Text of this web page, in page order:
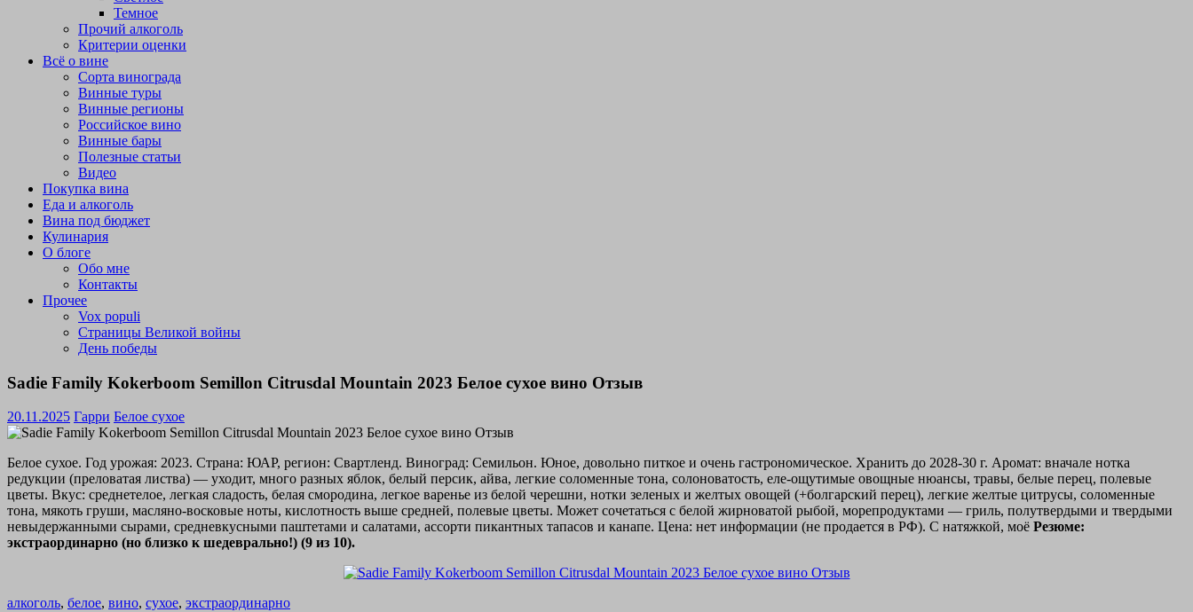
Темное
Прочий алкоголь
Критерии оценки
Всё о вине
Сорта винограда
Винные туры
Винные регионы
Российское вино
Винные бары
Полезные статьи
Видео
Покупка вина
Еда и алкоголь
Вина под бюджет
Кулинария
О блоге
Обо мне
Контакты
Прочее
Vox populi
Страницы Великой войны
День победы
Sadie Family Kokerboom Semillon Citrusdal Mountain 2023 Белое сухое вино Отзыв
20.11.2025 Гарри Белое сухое
Белое сухое. Год урожая: 2023. Страна: ЮАР, регион: Свартленд. Виноград: Семильон. Юное, довольно питкое и очень гастрономическое. Хранить до 2028-30 г. Аромат: вначале нотка
редукции (преловатая листва) — уходит, много разных яблок, белый персик, айва, легкие соломенные тона, солоноватость, еле-ощутимые овощные нюансы, травы, белые перец, полевые
цветы. Вкус: среднетелое, легкая сладость, белая смородина, легкое варенье из белой черешни, нотки зеленых и желтых овощей (+болгарский перец), легкие желтые цитрусы, соломенные
тона, мякоть груши, масляно-восковые ноты, кислотность выше средней, полевые цветы. Может сочетаться с белой жирноватой рыбой, морепродуктами — гриль, полутвердыми и твердыми
невыдержанными сырами, средневкусными паштетами и салатами, ассорти пикантных тапасов и канапе. Цена: нет информации (не продается в РФ). С натяжкой, моё Резюме:
экстраординарно (но близко к шедеврально!) (9 из 10).
алкоголь, белое, вино, сухое, экстраординарно